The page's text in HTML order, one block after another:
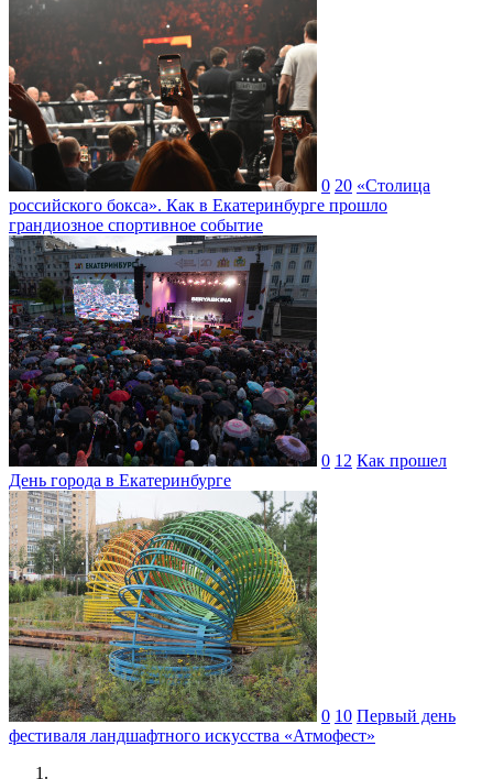
0 20 «Столица
российского бокса». Как в Екатеринбурге прошло
грандиозное спортивное событие
0 12 Как прошел
День города в Екатеринбурге
0 10 Первый день
фестиваля ландшафтного искусства «Атмофест»